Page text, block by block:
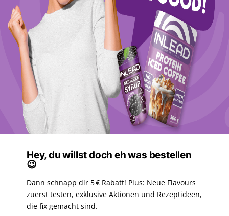
Hey, du willst doch eh was bestellen
😉
Dann schnapp dir 5 € Rabatt! Plus: Neue Flavours
zuerst testen, exklusive Aktionen und Rezeptideen,
die fix gemacht sind.